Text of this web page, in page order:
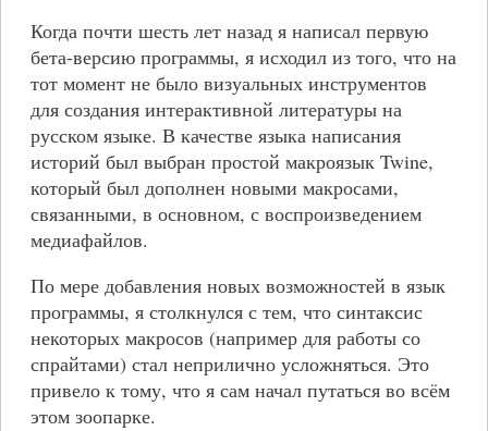
Когда почти шесть лет назад я написал первую
бета-версию программы, я исходил из того, что на
тот момент не было визуальных инструментов
для создания интерактивной литературы на
русском языке. В качестве языка написания
историй был выбран простой макроязык Twine,
который был дополнен новыми макросами,
связанными, в основном, с воспроизведением
медиафайлов.
По мере добавления новых возможностей в язык
программы, я столкнулся с тем, что синтаксис
некоторых макросов (например для работы со
спрайтами) стал неприлично усложняться. Это
привело к тому, что я сам начал путаться во всём
этом зоопарке.